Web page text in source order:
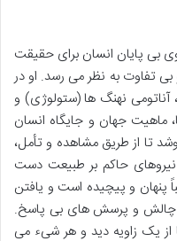
بی پایان انسان برای حقیقت
تفاوت به نظر می رسد. او در
آناتومی نهنگ ها (ستولوژی) و
ماهیت جهان و جایگاه انسان
تا از طریق مشاهده و تأمل،
حاکم بر طبیعت دست
پنهان و پیچیده است و یافتن
چالش و پرسش های بی پاسخ.
از یک زاویه دید و هر شیء می